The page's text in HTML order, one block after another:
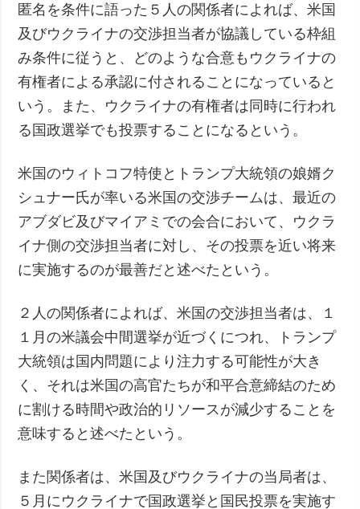
匿名を条件に語った５人の関係者によれば、米国
及びウクライナの交渉担当者が協議している枠組
み条件に従うと、どのような合意もウクライナの
有権者による承認に付されることになっていると
いう。また、ウクライナの有権者は同時に行われ
る国政選挙でも投票することになるという。
米国のウィトコフ特使とトランプ大統領の娘婿ク
シュナー氏が率いる米国の交渉チームは、最近の
アブダビ及びマイアミでの会合において、ウクラ
イナ側の交渉担当者に対し、その投票を近い将来
に実施するのが最善だと述べたという。
２人の関係者によれば、米国の交渉担当者は、１
１月の米議会中間選挙が近づくにつれ、トランプ
大統領は国内問題により注力する可能性が大き
く、それは米国の高官たちが和平合意締結のため
に割ける時間や政治的リソースが減少することを
意味すると述べたという。
また関係者は、米国及びウクライナの当局者は、
５月にウクライナで国政選挙と国民投票を実施す